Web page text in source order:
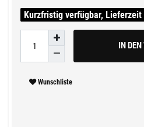
Kurzfristig verfügbar, Lieferzeit
IN DEN
Wunschliste